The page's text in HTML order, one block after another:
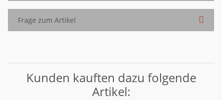
Frage zum Artikel
Kunden kauften dazu folgende
Artikel: